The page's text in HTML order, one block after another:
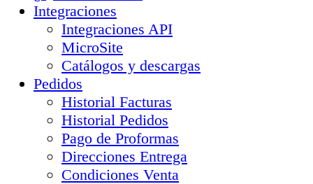
Integraciones
Integraciones API
MicroSite
Catálogos y descargas
Pedidos
Historial Facturas
Historial Pedidos
Pago de Proformas
Direcciones Entrega
Condiciones Venta